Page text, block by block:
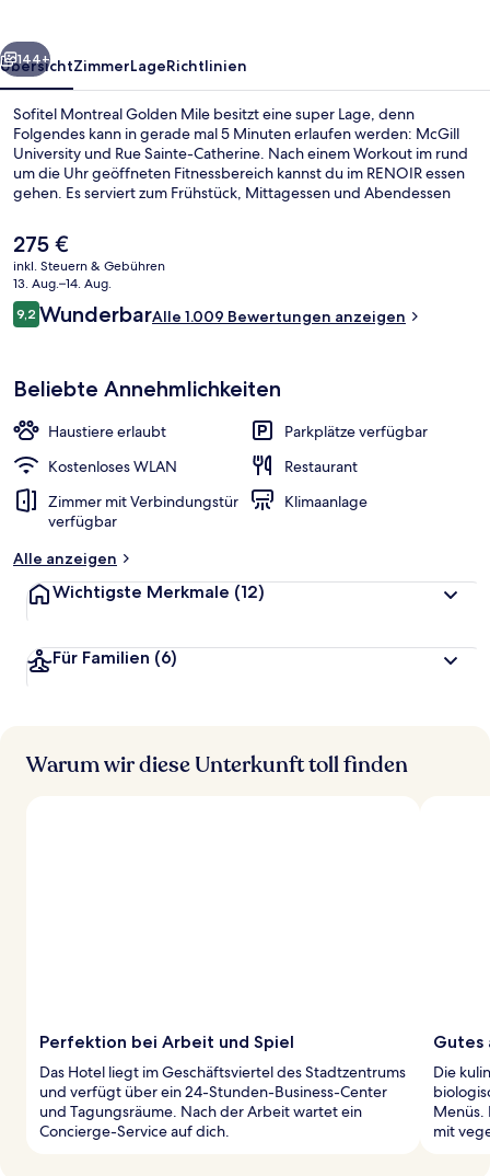
Weiter
144+
ÜbersichtZimmerLageRichtlinien
Sofitel Montreal Golden Mile besitzt eine super Lage, denn
Folgendes kann in gerade mal 5 Minuten erlaufen werden: McGill
University und Rue Sainte-Catherine. Nach einem Workout im rund
um die Uhr geöffneten Fitnessbereich kannst du im RENOIR essen
gehen. Es serviert zum Frühstück, Mittagessen und Abendessen
Snackbar und eine Terrasse sprechen für dieses Hotel im luxuriösen
Stil. Das hilfsbereite Personal und die Lage erhalten tolle
Bewertungen von anderen Reisenden. Die öffentlichen
Verkehrsmittel sind nur einen kurzen Fußmarsch entfernt: Zur
Station Peel sind es 4 Minuten und zur Station McGill 9 Minuten.
Der
aktuelle
Preis
beträgt
275 €.
275 €
inkl. Steuern & Gebühren
13. Aug.–14. Aug.
Bewertungen
9,29,2 von 10.
WunderbarAlle 1.009 Bewertungen anzeigen
Beliebte Annehmlichkeiten
Haustiere erlaubt
Parkplätze verfügbar
Kostenloses WLAN
Restaurant
Zimmer mit Verbindungstür
verfügbar
Klimaanlage
Alle anzeigen
Wichtigste Merkmale (12)
Für Familien (6)
Warum wir diese Unterkunft toll finden
Perfektion bei Arbeit und Spiel
Das Hotel liegt im Geschäftsviertel des Stadtzentrums
und verfügt über ein 24-Stunden-Business-Center
und Tagungsräume. Nach der Arbeit wartet ein
Concierge-Service auf dich.
Gutes
Die
Menüs.
mit